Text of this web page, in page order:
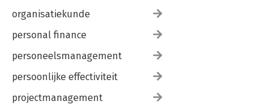
organisatiekunde
personal finance
personeelsmanagement
persoonlijke effectiviteit
projectmanagement